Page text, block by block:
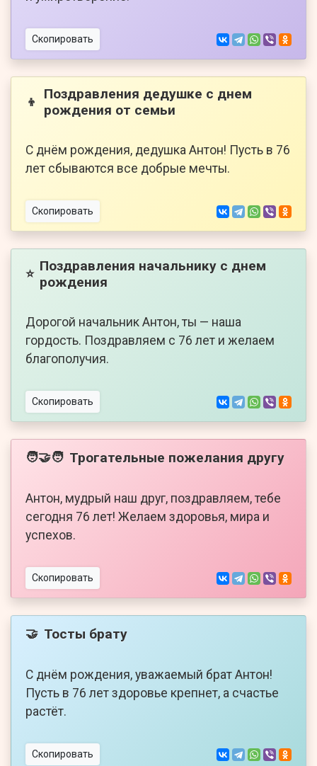
Скопировать
👦
Поздравления дедушке с днем
рождения от семьи
С днём рождения, дедушка Антон! Пусть в 76
лет сбываются все добрые мечты.
Скопировать
⭐ Поздравления начальнику с днем
рождения
Дорогой начальник Антон, ты — наша
гордость. Поздравляем с 76 лет и желаем
благополучия.
Скопировать
🧑‍🤝‍🧑 Трогательные пожелания другу
Антон, мудрый наш друг, поздравляем, тебе
сегодня 76 лет! Желаем здоровья, мира и
успехов.
Скопировать
🤝 Тосты брату
С днём рождения, уважаемый брат Антон!
Пусть в 76 лет здоровье крепнет, а счастье
растёт.
Скопировать